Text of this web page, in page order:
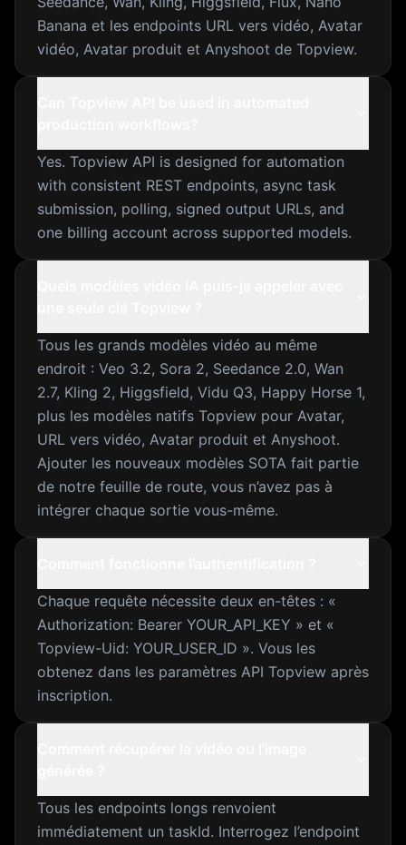
Banana et les endpoints URL vers vidéo, Avatar
vidéo, Avatar produit et Anyshoot de Topview.
Yes. Topview API is designed for automation
with consistent REST endpoints, async task
submission, polling, signed output URLs, and
one billing account across supported models.
Tous les grands modèles vidéo au même
endroit : Veo 3.2, Sora 2, Seedance 2.0, Wan
2.7, Kling 2, Higgsfield, Vidu Q3, Happy Horse 1,
plus les modèles natifs Topview pour Avatar,
URL vers vidéo, Avatar produit et Anyshoot.
Ajouter les nouveaux modèles SOTA fait partie
de notre feuille de route, vous n’avez pas à
intégrer chaque sortie vous-même.
Chaque requête nécessite deux en-têtes : «
Authorization: Bearer YOUR_API_KEY » et «
Topview-Uid: YOUR_USER_ID ». Vous les
obtenez dans les paramètres API Topview après
inscription.
Tous les endpoints longs renvoient
immédiatement un taskId. Interrogez l’endpoint